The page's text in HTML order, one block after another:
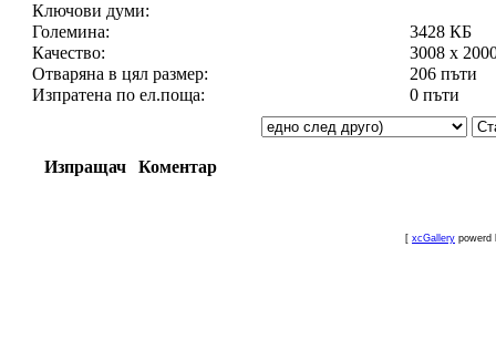
Ключови думи:
Големина:
3428 КБ
Качество:
3008 x
Отваряна в цял размер:
206 пъти
Изпратена по ел.поща:
0 пъти
Изпращач Коментар
[ xcGallery